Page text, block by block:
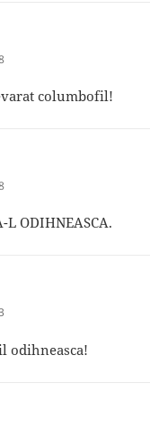
columbofil!
L ODIHNEASCA.
odihneasca!